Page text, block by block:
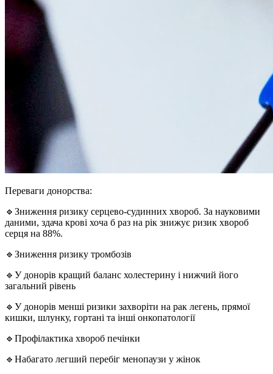
Переваги донорства:
🔹Зниження ризику серцево-судинних хвороб. За науковими
даними, здача крові хоча б раз на рік знижує ризик хвороб
серця на 88%.
🔹Зниження ризику тромбозів
🔹У донорів кращий баланс холестерину і нижчий його
загальний рівень
🔹У донорів менші ризики захворіти на рак легень, прямої
кишки, шлунку, гортані та інші онкопатології
🔹Профілактика хвороб печінки
🔹Набагато легший перебіг менопаузи у жінок